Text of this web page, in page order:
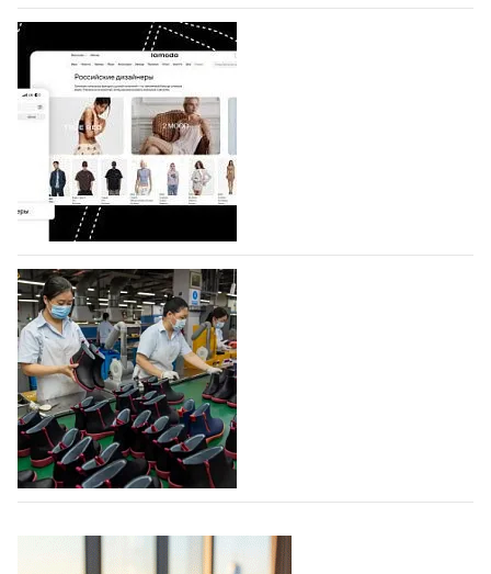
07.08.2026 884
BALLINA представит свои новинки на Euro
Shoes
Компания BALLINA Guangzhou Lihuang Footwear
Co., Ltd., основанная в 2011 году и расположенная в
Гуанчжоу, столице моды Китая, является
профессиональной обувной компанией,
объединяющей разработку, производство и…
07.08.2026 753
На платформе Lamoda - новый раздел и
условия продвижения локальных
дизайнерских марок
Российский маркетплейс Lamoda решил обновить
раздел для продажи продукции локальных
дизайнерских марок одежды, обуви и аксессуаров.
Бренды также получат маркетинговую…
06.08.2026 947
2025 году практически не увеличился